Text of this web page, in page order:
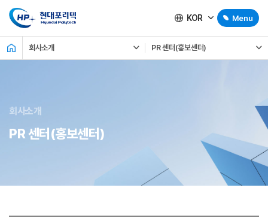
KOR Menu
회사소개 PR 센터(홍보센터)
회사소개
PR 센터(홍보센터)